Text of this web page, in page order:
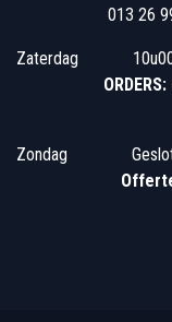
013 26
Zaterdag
Zondag